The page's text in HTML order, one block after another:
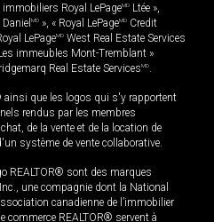
Royal LePageMD Ltée »,
MD », « Royal LePageMD Credit
LePageMD West Real Estate Services
immeubles Mont-Tremblant »
Real Estate ServicesMD.
ainsi que les logos qui s'y rapportent
rendus par les membres
de la vente et de la location de
système de vente collaborative.
REALTOR® sont des marques
une compagnie dont la National
canadienne de l’immobilier
commerce REALTOR® servent à